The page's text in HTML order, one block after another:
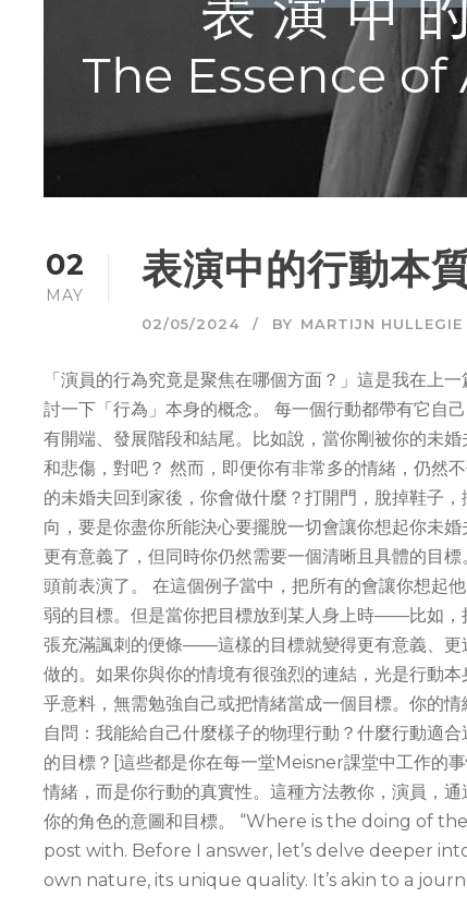
02
MAY
表演中的行動本
02/05/2024 BY MARTIJN HULLEGIE
「演員的行為究竟是聚焦在哪個方面？」這是我在上
討一下「行為」本身的概念。 每一個行動都帶有它自
有開端、發展階段和結尾。比如說，當你剛被你的未
和悲傷，對吧？ 然而，即便你有非常多的情緒，仍然
的未婚夫回到家後，你會做什麼？打開門，脫掉鞋子
向，要是你盡你所能決心要擺脫一切會讓你想起你未
更有意義了，但同時你仍然需要一個清晰且具體的目
頭前表演了。 在這個例子當中，把所有的會讓你想起
弱的目標。但是當你把目標放到某人身上時——比如，
張充滿諷刺的便條——這樣的目標就變得更有意義、更
做的。如果你與你的情境有很強烈的連結，光是行動
乎意料，無需勉強自己或把情緒當成一個目標。你的
自問：我能給自己什麼樣子的物理行動？什麼行動適
的目標？[這些都是你在每一堂Meisner課堂中工作的
情緒，而是你行動的真實性。這種方法教你，演員，
你的角色的意圖和目標。 “Where is the doing of
post with. Before I answer, let’s delve deeper
own nature, its unique quality. It’s akin to a